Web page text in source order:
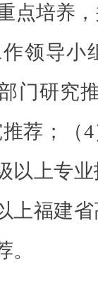
点培养
领导小
门研究
荐；（
以上专
上福建